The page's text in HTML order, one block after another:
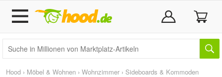
Hood › Möbel & Wohnen › Wohnzimmer › Sideboards & Kommoden